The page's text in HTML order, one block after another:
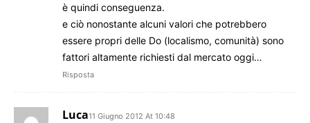
è quindi conseguenza.
e ciò nonostante alcuni valori che potrebbero
essere propri delle Do (localismo, comunità) sono
fattori altamente richiesti dal mercato oggi…
Risposta
Luca11 Giugno 2012 At 10:48